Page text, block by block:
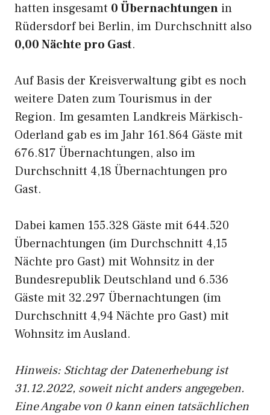
hatten insgesamt 0 Übernachtungen in
Rüdersdorf bei Berlin, im Durchschnitt also
0,00 Nächte pro Gast.
Auf Basis der Kreisverwaltung gibt es noch
weitere Daten zum Tourismus in der
Region. Im gesamten Landkreis Märkisch-
Oderland gab es im Jahr 161.864 Gäste mit
676.817 Übernachtungen, also im
Durchschnitt 4,18 Übernachtungen pro
Gast.
Dabei kamen 155.328 Gäste mit 644.520
Übernachtungen (im Durchschnitt 4,15
Nächte pro Gast) mit Wohnsitz in der
Bundesrepublik Deutschland und 6.536
Gäste mit 32.297 Übernachtungen (im
Durchschnitt 4,94 Nächte pro Gast) mit
Wohnsitz im Ausland.
Hinweis: Stichtag der Datenerhebung ist
31.12.2022, soweit nicht anders angegeben.
Eine Angabe von 0 kann einen tatsächlichen